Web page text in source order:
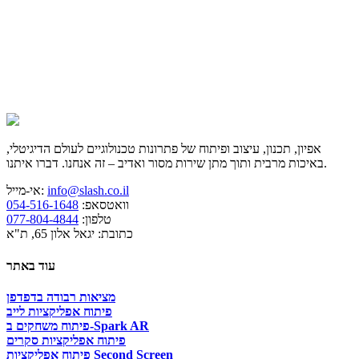
אפיון, תכנון, עיצוב ופיתוח של פתרונות טכנולוגיים לעולם הדיגיטלי,
באיכות מרבית ותוך מתן שירות מסור ואדיב – זה אנחנו. דברו איתנו.
אי-מייל: info@slash.co.il
וואטסאפ: 054-516-1648
טלפון: 077-804-4844
כתובת: יגאל אלון 65, ת"א
עוד באתר
מציאות רבודה בדפדפן
פיתוח אפליקציות לייב
פיתוח משחקים ב-Spark AR
פיתוח אפליקציות סקרים
פיתוח אפליקציות Second Screen